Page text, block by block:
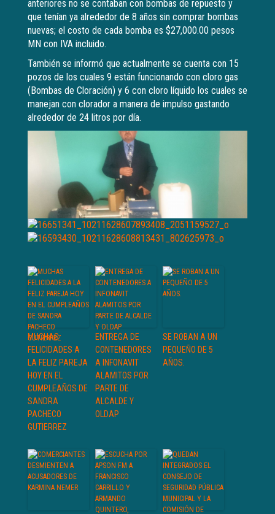
anteriores no se contaban con bombas de repuesto y
que tenían ya alrededor de 8 años sin comprar bombas
nuevas; el costo de cada bomba es $27,000.00 pesos
MN con IVA incluido.
También se informó que actualmente se cuenta con 15
pozos de los cuales 9 están funcionando con cloro gas
(Bombas de Cloración) y 6 con cloro líquido los cuales se
manejan con clorador a manera de impulso gastando
alrededor de 24 litros por día.
MUCHAS
FELICIDADES A
LA FELIZ PAREJA
HOY EN EL
CUMPLEAÑOS DE
SANDRA
PACHECO
GUTIERREZ
ENTREGA DE
CONTENEDORES
A INFONAVIT
ALAMITOS POR
PARTE DE
ALCALDE Y
OLDAP
SE ROBAN A UN
PEQUEÑO DE 5
AÑOS.